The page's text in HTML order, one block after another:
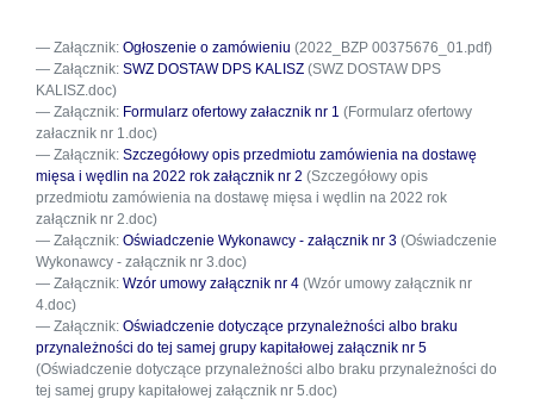
Załącznik: Ogłoszenie o zamówieniu (2022_BZP 00375676_01.pdf)
Załącznik: SWZ DOSTAW DPS KALISZ (SWZ DOSTAW DPS
KALISZ.doc)
Załącznik: Formularz ofertowy załacznik nr 1 (Formularz ofertowy
załacznik nr 1.doc)
Załącznik: Szczegółowy opis przedmiotu zamówienia na dostawę
mięsa i wędlin na 2022 rok załącznik nr 2 (Szczegółowy opis
przedmiotu zamówienia na dostawę mięsa i wędlin na 2022 rok
załącznik nr 2.doc)
Załącznik: Oświadczenie Wykonawcy - załącznik nr 3 (Oświadczenie
Wykonawcy - załącznik nr 3.doc)
Załącznik: Wzór umowy załącznik nr 4 (Wzór umowy załącznik nr
4.doc)
Załącznik: Oświadczenie dotyczące przynależności albo braku
przynależności do tej samej grupy kapitałowej załącznik nr 5
(Oświadczenie dotyczące przynależności albo braku przynależności do
tej samej grupy kapitałowej załącznik nr 5.doc)